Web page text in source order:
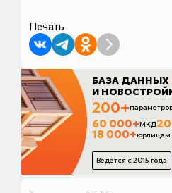
Печать